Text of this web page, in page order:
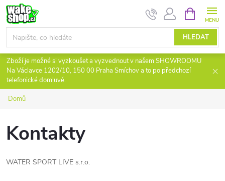
Přejít
na
obsah
HLEDAT
NÁKUPNÍ
KOŠÍK
Zboží je možné si vyzkoušet a vyzvednout v našem SHOWROOMU
Na Václavce 1202/10, 150 00 Praha Smíchov a to po předchozí
telefonické domluvě.
Domů
Kontakty
WATER SPORT LIVE s.r.o.